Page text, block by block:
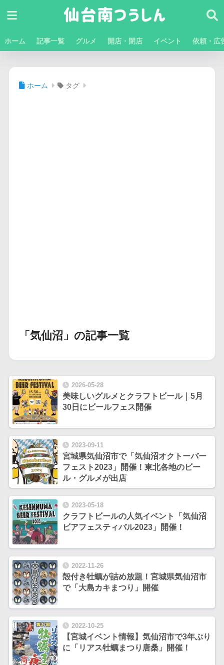
ホーム 記事一覧 グルメ 開店・閉店 イベント 依頼・広
ホーム タグ
「気仙沼」の記事一覧
2026-05-28
美味しいグルメとクラフトビール｜5月
30日にビールフェス開催
2023-09-11
宮城県気仙沼市で「気仙沼オクトーバー
フェスト2023」開催！東北各地のビー
ル・グルメが出店
2023-05-18
クラフトビールの人気イベント「気仙沼
ビアフェスティバル2023」開催！
2022-11-26
殻付き牡蠣が詰め放題！宮城県気仙沼市
で「大島カキまつり」開催
2022-10-25
【宮城イベント情報】気仙沼市で3年ぶり
に「リアス牡蠣まつり唐桑」開催！